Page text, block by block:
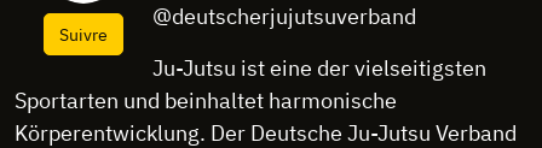
Suivre
@deutscherjujutsuverband
Ju-Jutsu ist eine der vielseitigsten
Sportarten und beinhaltet harmonische
Körperentwicklung. Der Deutsche Ju-Jutsu Verband